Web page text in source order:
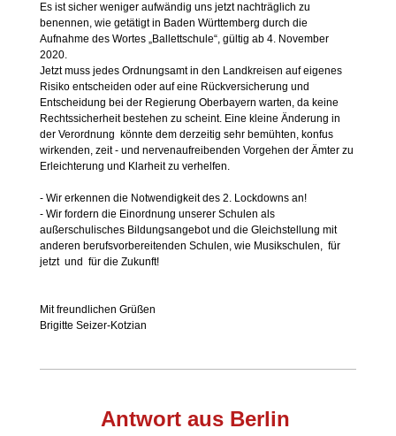
Es ist sicher weniger aufwändig uns jetzt nachträglich zu
benennen, wie getätigt in Baden Württemberg durch die
Aufnahme des Wortes „Ballettschule“, gültig ab 4. November
2020.
Jetzt muss jedes Ordnungsamt in den Landkreisen auf eigenes
Risiko entscheiden oder auf eine Rückversicherung und
Entscheidung bei der Regierung Oberbayern warten, da keine
Rechtssicherheit bestehen zu scheint. Eine kleine Änderung in
der Verordnung könnte dem derzeitig sehr bemühten, konfus
wirkenden, zeit - und nervenaufreibenden Vorgehen der Ämter zu
Erleichterung und Klarheit zu verhelfen.
- Wir erkennen die Notwendigkeit des 2. Lockdowns an!
- Wir fordern die Einordnung unserer Schulen als
außerschulisches Bildungsangebot und die Gleichstellung mit
anderen berufsvorbereitenden Schulen, wie Musikschulen, für
jetzt und für die Zukunft!
Mit freundlichen Grüßen
Brigitte Seizer-Kotzian
Antwort aus Berlin